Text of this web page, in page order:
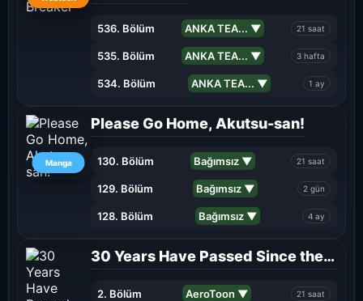
536. Bölüm ANKA TEA... ▼ 21 saat
535. Bölüm ANKA TEA... ▼ 3 hafta
534. Bölüm ANKA TEA... ▼ 1 ay
Manga
Please Go Home, Akutsu-san!
130. Bölüm Bağımsız ▼ 21 saat
129. Bölüm Bağımsız ▼ 2 gün
128. Bölüm Bağımsız ▼ 4 ay
30 Years Have Passed Since the Prologue
2. Bölüm AeroToon ▼ 21 saat